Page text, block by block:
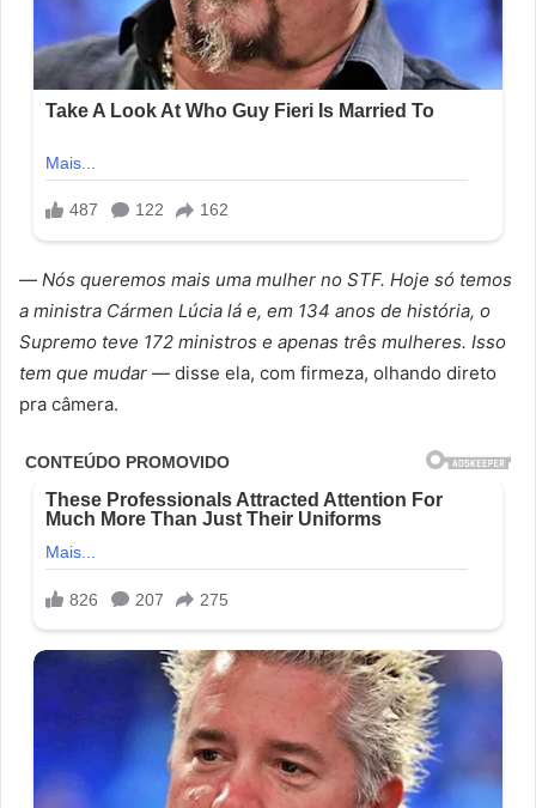
— Nós queremos mais uma mulher no STF. Hoje só temos
a ministra Cármen Lúcia lá e, em 134 anos de história, o
Supremo teve 172 ministros e apenas três mulheres. Isso
tem que mudar — disse ela, com firmeza, olhando direto
pra câmera.